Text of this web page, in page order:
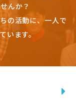
んか？
の活動に、一人で
います。